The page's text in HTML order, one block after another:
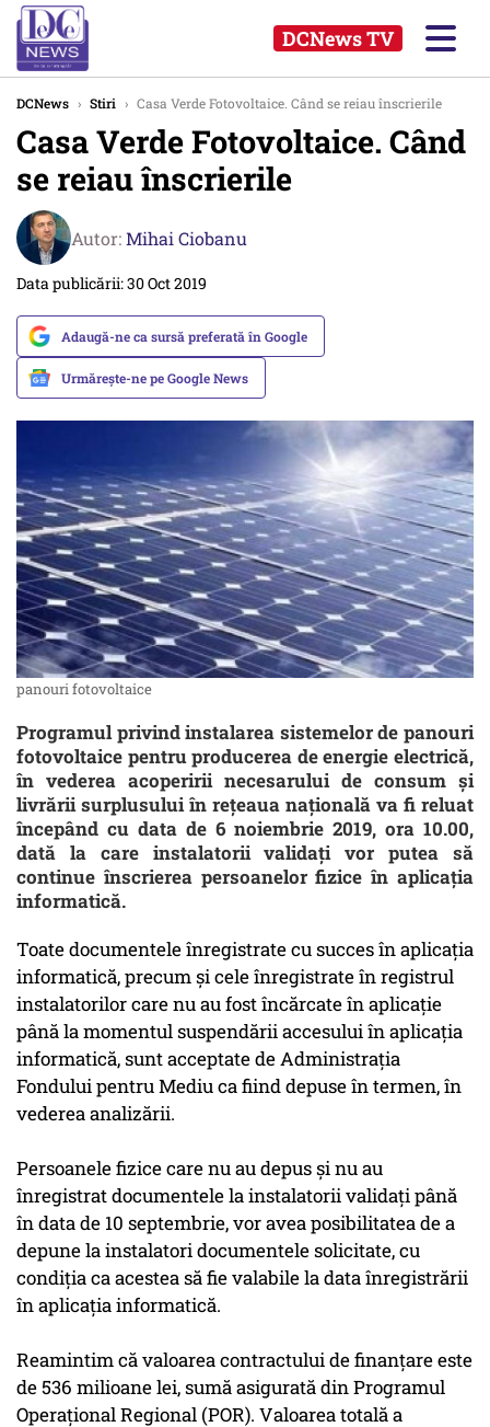
DCNews TV
DCNews › Stiri › Casa Verde Fotovoltaice. Când se reiau înscrierile
Casa Verde Fotovoltaice. Când
se reiau înscrierile
Autor:Mihai Ciobanu
Data publicării: 30 Oct 2019
Adaugă-ne ca sursă preferată în Google
Urmărește-ne pe Google News
panouri fotovoltaice
Programul privind instalarea sistemelor de panouri
fotovoltaice pentru producerea de energie electrică,
în vederea acoperirii necesarului de consum şi
livrării surplusului în reţeaua naţională va fi reluat
începând cu data de 6 noiembrie 2019, ora 10.00,
dată la care instalatorii validaţi vor putea să
continue înscrierea persoanelor fizice în aplicaţia
informatică.
Toate documentele înregistrate cu succes în aplicaţia
informatică, precum şi cele înregistrate în registrul
instalatorilor care nu au fost încărcate în aplicaţie
până la momentul suspendării accesului în aplicaţia
informatică, sunt acceptate de Administraţia
Fondului pentru Mediu ca fiind depuse în termen, în
vederea analizării.
Persoanele fizice care nu au depus şi nu au
înregistrat documentele la instalatorii validaţi până
în data de 10 septembrie, vor avea posibilitatea de a
depune la instalatori documentele solicitate, cu
condiţia ca acestea să fie valabile la data înregistrării
în aplicaţia informatică.
Reamintim că valoarea contractului de finanţare este
de 536 milioane lei, sumă asigurată din Programul
Operaţional Regional (POR). Valoarea totală a